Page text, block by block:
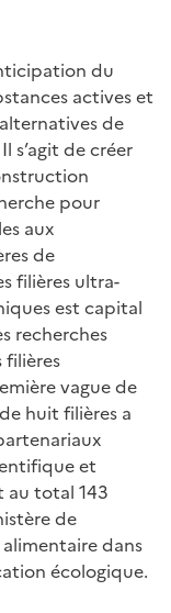
du
actives et
de
s’agit de créer
pour
aux
de
filières ultra-
est capital
recherches
filières
vague de
huit filières a
et
au total 143
de
dans
écologique.